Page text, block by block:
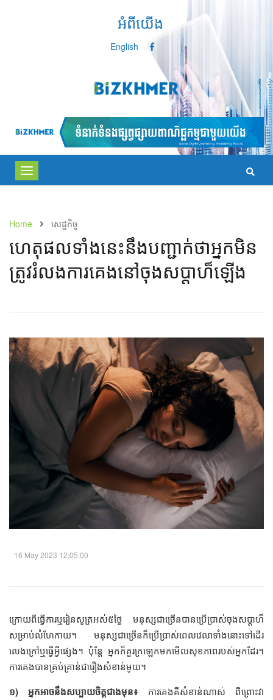
អំពីយើង
English
Toggle
navigation
Home សេដ្ឋកិច្ច
ហេតុផល​ទាំងនេះនឹង​បញ្ជាក់​ថា​អ្នក​មិន​
ត្រូវ​រំលង​ការ​គេង​នៅ​ចុង​សប្តាហ៏​ឡើង​
16 May 2023 12:05:00
ក្រោយពីធ្វើការឬរៀនសូត្រអស់៥ថ្ងៃ មនុស្សជាច្រើនបានប្រើប្រាស់ចុងសប្តាហ៏
សម្រាប់លំហែកាយ។ មនុស្សជាច្រើនក៏ប្រើប្រាស់ពេលវេលាទាំងនោះទៅដើរ
លេងក្រៅឬធ្វើអ្វីផ្សេង។ ប៉ុន្តែ អ្នកក៏គួរក្រឡេកមកមើលសុខភាពរបស់អ្នកដែរ។
ការគេងបានគ្រប់គ្រាន់ជារឿងសំខាន់មូយ។
១) អ្នកអាចនឹងសប្បាយចិត្តជាងមុន៖ ការគេងគឺសំខាន់ណាស់ ពីព្រោះវា